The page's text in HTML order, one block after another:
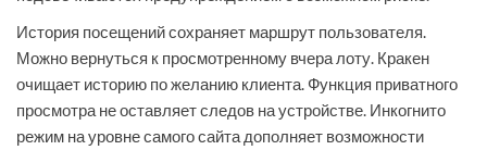
История посещений сохраняет маршрут пользователя.
Можно вернуться к просмотренному вчера лоту. Кракен
очищает историю по желанию клиента. Функция приватного
просмотра не оставляет следов на устройстве. Инкогнито
режим на уровне самого сайта дополняет возможности